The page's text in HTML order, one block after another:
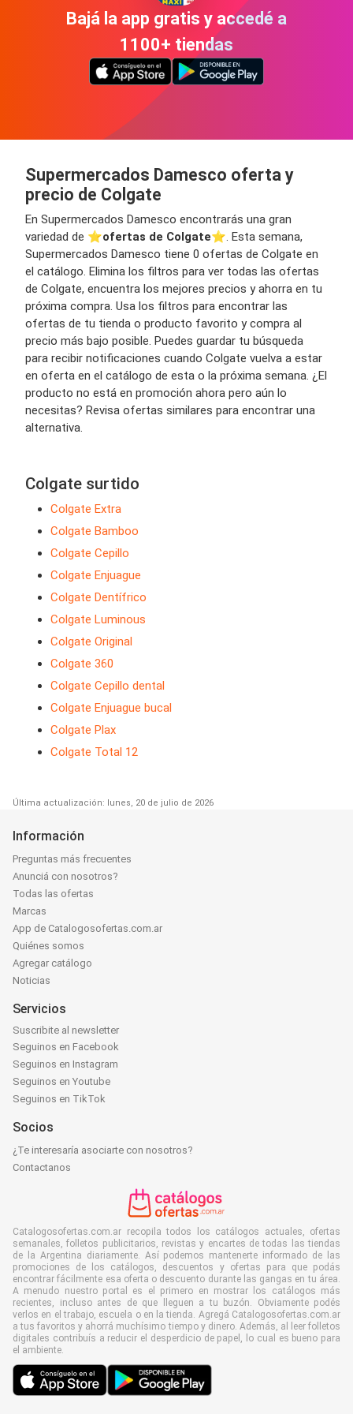
Bajá la app gratis y accedé a
1100+ tiendas
Supermercados Damesco oferta y
precio de Colgate
En Supermercados Damesco encontrarás una gran
variedad de ⭐️ofertas de Colgate⭐️. Esta semana,
Supermercados Damesco tiene 0 ofertas de Colgate en
el catálogo. Elimina los filtros para ver todas las ofertas
de Colgate, encuentra los mejores precios y ahorra en tu
próxima compra. Usa los filtros para encontrar las
ofertas de tu tienda o producto favorito y compra al
precio más bajo posible. Puedes guardar tu búsqueda
para recibir notificaciones cuando Colgate vuelva a estar
en oferta en el catálogo de esta o la próxima semana. ¿El
producto no está en promoción ahora pero aún lo
necesitas? Revisa ofertas similares para encontrar una
alternativa.
Colgate surtido
Colgate Extra
Colgate Bamboo
Colgate Cepillo
Colgate Enjuague
Colgate Dentífrico
Colgate Luminous
Colgate Original
Colgate 360
Colgate Cepillo dental
Colgate Enjuague bucal
Colgate Plax
Colgate Total 12
Última actualización: lunes, 20 de julio de 2026
Información
Preguntas más frecuentes
Anunciá con nosotros?
Todas las ofertas
Marcas
App de Catalogosofertas.com.ar
Quiénes somos
Agregar catálogo
Noticias
Servicios
Suscribite al newsletter
Seguinos en Facebook
Seguinos en Instagram
Seguinos en Youtube
Seguinos en TikTok
Socios
¿Te interesaría asociarte con nosotros?
Contactanos
Catalogosofertas.com.ar recopila todos los catálogos actuales, ofertas
semanales, folletos publicitarios, revistas y encartes de todas las tiendas
de la Argentina diariamente. Así podemos mantenerte informado de las
promociones de los catálogos, descuentos y ofertas para que podás
encontrar fácilmente esa oferta o descuento durante las gangas en tu área.
A menudo nuestro portal es el primero en mostrar los catálogos más
recientes, incluso antes de que lleguen a tu buzón. Obviamente podés
verlos en el trabajo, escuela o en la tienda. Agregá Catalogosofertas.com.ar
a tus favoritos y ahorrá muchísimo tiempo y dinero. Además, al leer folletos
digitales contribuís a reducir el desperdicio de papel, lo cual es bueno para
el ambiente.